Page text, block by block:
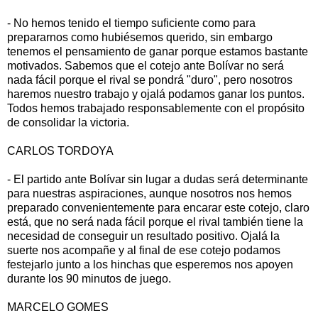
- No hemos tenido el tiempo suficiente como para
prepararnos como hubiésemos querido, sin embargo
tenemos el pensamiento de ganar porque estamos bastante
motivados. Sabemos que el cotejo ante Bolívar no será
nada fácil porque el rival se pondrá "duro", pero nosotros
haremos nuestro trabajo y ojalá podamos ganar los puntos.
Todos hemos trabajado responsablemente con el propósito
de consolidar la victoria.
CARLOS TORDOYA
- El partido ante Bolívar sin lugar a dudas será determinante
para nuestras aspiraciones, aunque nosotros nos hemos
preparado convenientemente para encarar este cotejo, claro
está, que no será nada fácil porque el rival también tiene la
necesidad de conseguir un resultado positivo. Ojalá la
suerte nos acompañe y al final de ese cotejo podamos
festejarlo junto a los hinchas que esperemos nos apoyen
durante los 90 minutos de juego.
MARCELO GOMES